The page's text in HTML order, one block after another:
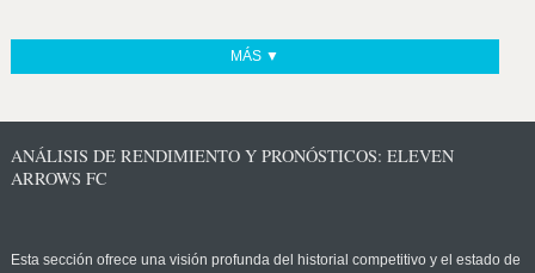
MÁS ▼
ANÁLISIS DE RENDIMIENTO Y PRONÓSTICOS: ELEVEN
ARROWS FC
Esta sección ofrece una visión profunda del historial competitivo y el estado de